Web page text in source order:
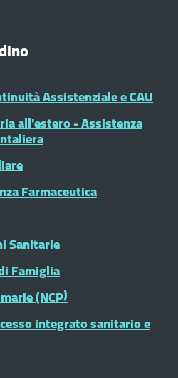
Assistenziale e CAU
all'estero - Assistenza
Farmaceutica
Sanitarie
Famiglia
(NCP)
integrato sanitario e